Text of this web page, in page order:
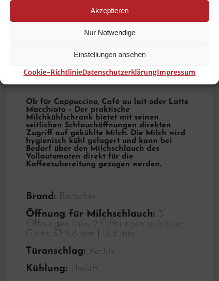
Akzeptieren
Nur Notwendige
Einstellungen ansehen
Cookie-RichtlinieDatenschutzerklärungImpressum
diesem Artikel kann man sicher sein, das
man ein langlebiges Produkt erwirbt,
welches auch hohen Anforderungen
gerecht wird! Bartscher für Gastronomie
und qualitätsbewusste Anwendung!!!
Ob für Cappuccino, Café au lait oder Latte
Macchiato – Der praktische
Milchkühlschrank bietet mit seinen
seitlichen Schlauchöffnungen direkten
Zugriff auf gekühlte Milch. Die Milch wird
hygienisch kühl gelagert und kann bei
Bedarf über den Milchschlauch des
Vollautomaten direkt für die
Kaffeezubereitung gezogen werden.
Brand: Bartscher
Öffnung für Milchschlauch: 3
Öffnungen links, 2 Öffnungen rechts am
Gerät, Ø 9,8 mm | 12,3 mm
Türanschlag: Rechts
Kühlung: Umluft